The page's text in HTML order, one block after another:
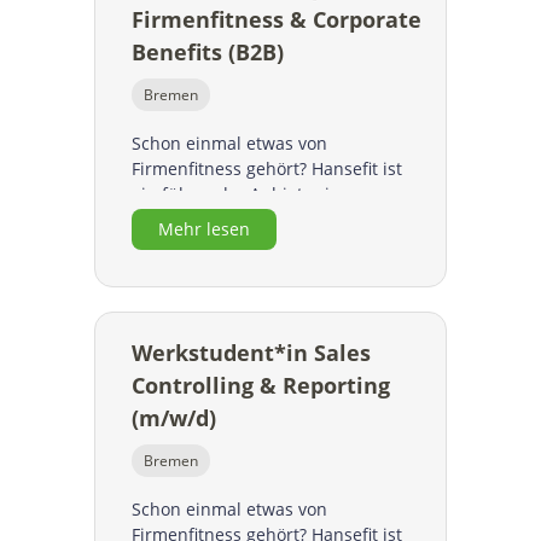
Life-Balance für die Mitarbeiter
unserer Kunden. Hansefit schafft
Firmenfitness & Corporate
Benefits (B2B)
Bremen
Schon einmal etwas von
Firmenfitness gehört? Hansefit ist
ein führender Anbieter in
Deutschland in den Bereichen
Fitness, Gesundheitstraining,
bieten wir Arbeitgebern wichtige
Bausteine für das betriebliche
Gesundheitsmanagement und
schaffen wir damit eine bessere
Life-Balance für die Mitarbeiter
so …
Mehr lesen
Werkstudent*in Sales
Controlling & Reporting
(m/w/d)
Bremen
Schon einmal etwas von
Firmenfitness gehört? Hansefit ist